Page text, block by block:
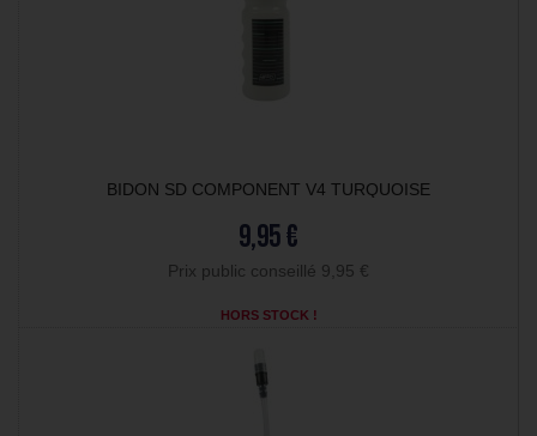
BIDON SD COMPONENT V4 TURQUOISE
9,95 €
Prix public conseillé 9,95 €
HORS STOCK !